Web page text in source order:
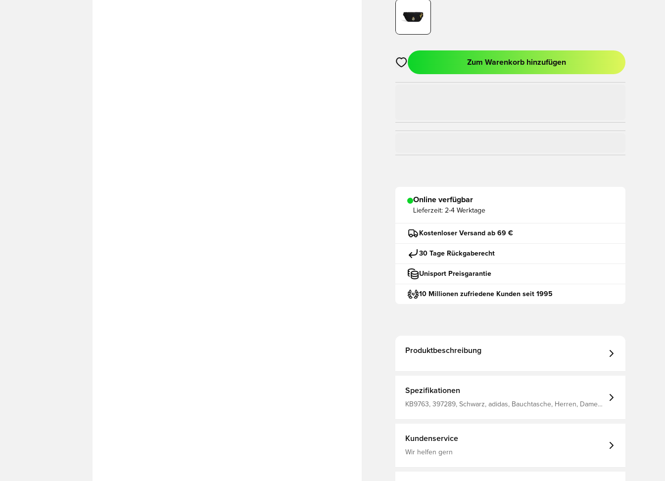
Öffnet ein Fenster zum Anmelden oder Registrieren als Mitglied
Zum Warenkorb hinzufügen
Online verfügbar
Lieferzeit: 2-4 Werktage
Kostenloser Versand ab 69 €
30 Tage Rückgaberecht
Unisport Preisgarantie
10 Millionen zufriedene Kunden seit 1995
Produktbeschreibung
Spezifikationen
KB9763, 397289, Schwarz, adidas, Bauchtasche, Herren, Damen,
Kundenservice
Wir helfen gern